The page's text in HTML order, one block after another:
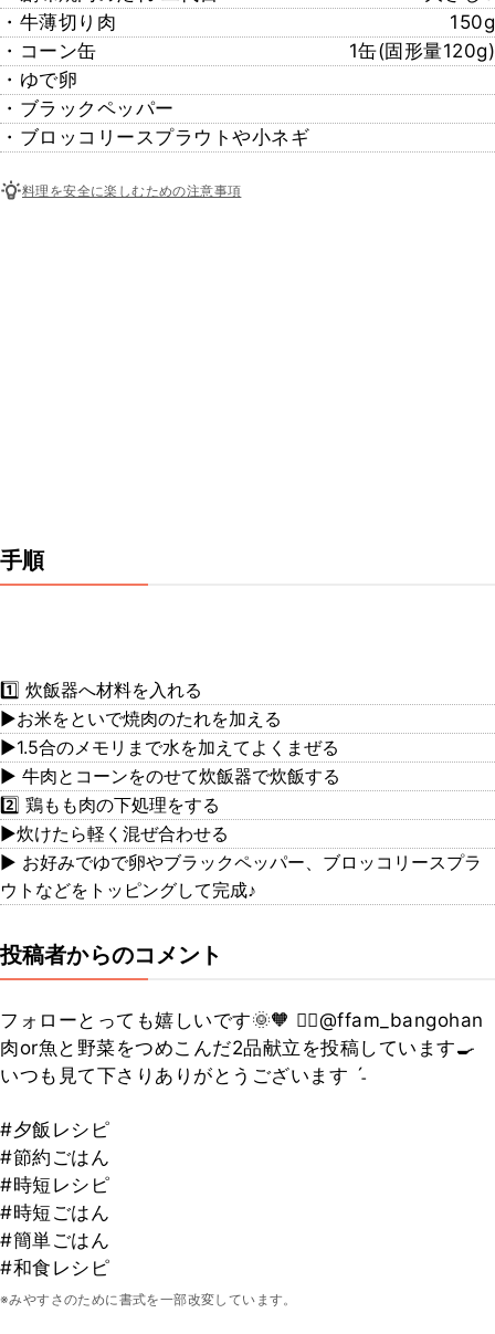
・牛薄切り肉
150g
・コーン缶
1缶(固形量120g)
・ゆで卵
・ブラックペッパー
・ブロッコリースプラウトや小ネギ
料理を安全に楽しむための注意事項
手順
1️⃣ 炊飯器へ材料を入れる
▶お米をといで焼肉のたれを加える
▶1.5合のメモリまで水を加えてよくまぜる
▶ 牛肉とコーンをのせて炊飯器で炊飯する
2️⃣ 鶏もも肉の下処理をする
▶炊けたら軽く混ぜ合わせる
▶ お好みでゆで卵やブラックペッパー、ブロッコリースプラ
ウトなどをトッピングして完成♪
投稿者からのコメント
フォローとっても嬉しいです🌞🧡 👉🏻@ffam_bangohan
肉or魚と野菜をつめこんだ2品献立を投稿しています🍳
いつも見て下さりありがとうございます ˊ˗
#夕飯レシピ
#節約ごはん
#時短レシピ
#時短ごはん
#簡単ごはん
#和食レシピ
※みやすさのために書式を一部改変しています。